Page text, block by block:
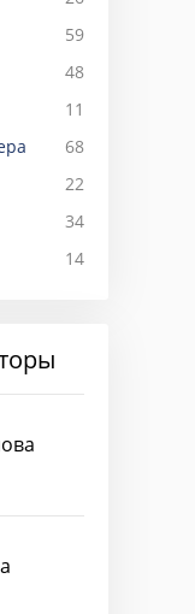
59
48
11
68
22
34
14